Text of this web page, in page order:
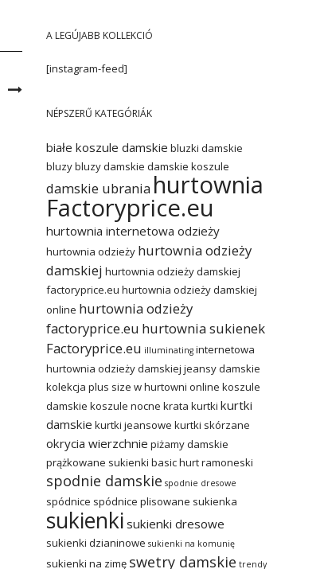
A LEGÚJABB KOLLEKCIÓ
[instagram-feed]
NÉPSZERŰ KATEGÓRIÁK
białe koszule damskie bluzki damskie
bluzybluzy damskie damskie koszule
damskie ubrania hurtownia
Factoryprice.eu
hurtownia internetowa odzieży
hurtownia odzieży hurtownia odzieży
damskiej hurtownia odzieży damskiej
factoryprice.eu hurtownia odzieży damskiej
online hurtownia odzieży
factoryprice.eu hurtownia sukienek
Factoryprice.eu illuminating internetowa
hurtownia odzieży damskiej jeansy damskie
kolekcja plus size w hurtowni online koszule
damskie koszule nocne krata kurtki kurtki
damskie kurtki jeansowe kurtki skórzane
okrycia wierzchnie piżamy damskie
prążkowane sukienki basic hurtramoneski
spodnie damskie spodnie dresowe
spódnice spódnice plisowane sukienka
sukienki sukienki dresowe
sukienki dzianinowe sukienki na komunię
sukienki na zimę swetry damskie trendy